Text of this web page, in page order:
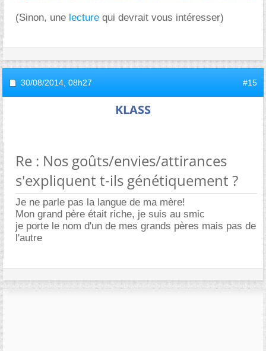
(Sinon, une lecture qui devrait vous intéresser)
30/08/2014, 08h27 #15
KLASS
Re : Nos goûts/envies/attirances
s'expliquent t-ils génétiquement ?
Je ne parle pas la langue de ma mère!
Mon grand père était riche, je suis au smic
je porte le nom d'un de mes grands pères mais pas de
l'autre